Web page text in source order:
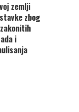
zemlji
zbog
i